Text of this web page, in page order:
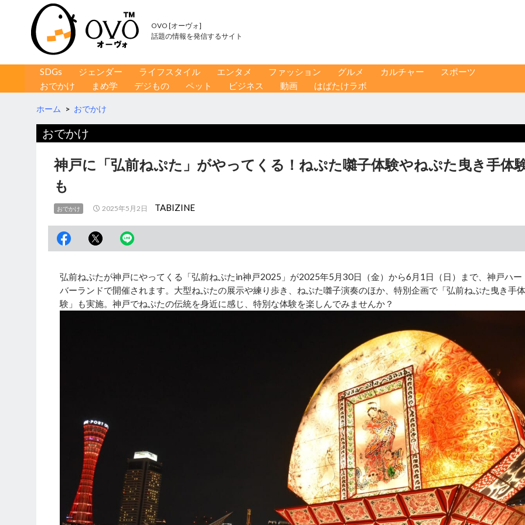
OVO [オーヴォ]
話題の情報を発信するサイト
コンテンツへ移動
SDGs ジェンダー ライフスタイル エンタメ ファッション グルメ カルチャー
スポーツ
おでかけ
まめ学 デジもの ペット ビジネス 動画 はばたけラボ
ホーム > おでかけ
おでかけ
神戸に「弘前ねぷた」がやってくる！ねぷた囃子体験やねぷた曳き手体
も
おでかけ 2025年5月2日 TABIZINE
弘前ねぷたが神戸にやってくる「弘前ねぷたin神戸2025」が2025年5月30日（金）から6月1日（日）まで、神戸ハー
バーランドで開催されます。大型ねぷたの展示や練り歩き、ねぷた囃子演奏のほか、特別企画で「弘前ねぷた曳き手体
験」も実施。神戸でねぷたの伝統を身近に感じ、特別な体験を楽しんでみませんか？